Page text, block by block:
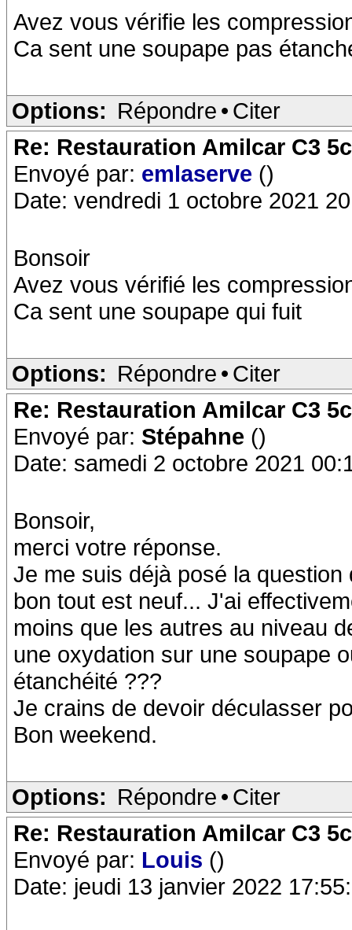
Avez vous vérifie les
Ca sent une soupape pas
Options: Répondre • Citer
Re: Restauration Amilcar C3
Envoyé par: emlaserve ()
Date: vendredi 1 octobre 2021
Bonsoir
Avez vous vérifié les
Ca sent une soupape qui fuit
Options: Répondre • Citer
Re: Restauration Amilcar C3
Envoyé par: Stépahne ()
Date: samedi 2 octobre 2021
Bonsoir,
merci votre réponse.
Je me suis déjà posé la
bon tout est neuf... J'ai
moins que les autres au niveau
une oxydation sur une soupape
étanchéité ???
Je crains de devoir déculasser
Bon weekend.
Options: Répondre • Citer
Re: Restauration Amilcar C3
Envoyé par: Louis ()
Date: jeudi 13 janvier 2022